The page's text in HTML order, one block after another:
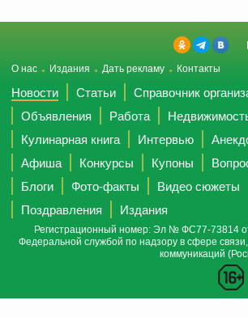
О нас Издания Дать рекламу Контакты
Новости Статьи
Справочник
Объявления
Работа
Кулинарная книга
Интервью
Афиша
Конкурсы Купоны
Блоги
Фото-факты
Видео сюжеты
Поздравления
Издания
Регистрационный номер: Эл № ФС77-73814
Федеральной службой по надзору в сфере
коммуникаций